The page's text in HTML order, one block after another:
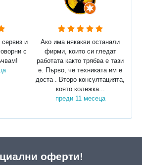
и
с
Ако има някакви останали
фирми, които си гледат
работата както трябва е тази
е. Първо, че техниката им е
доста . Второ консултацията,
която колежка...
преди 11 месеца
оферти!